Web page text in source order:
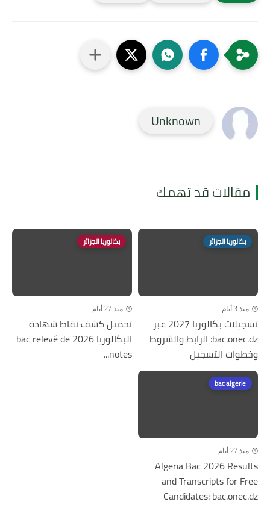
Unknown
مقالات قد تهمك
بكالوريا الجزائر
منذ 3 أيام
تسجيلات بكالوريا 2027 عبر
bac.onec.dz: الرابط والشروط
وخطوات التسجيل
بكالوريا الجزائر
منذ 27 أيام
تحميل كشف نقاط شهادة
البكالوريا 2026 bac relevé de
notes...
bac algerie
منذ 27 أيام
Algeria Bac 2026 Results
and Transcripts for Free
Candidates: bac.onec.dz